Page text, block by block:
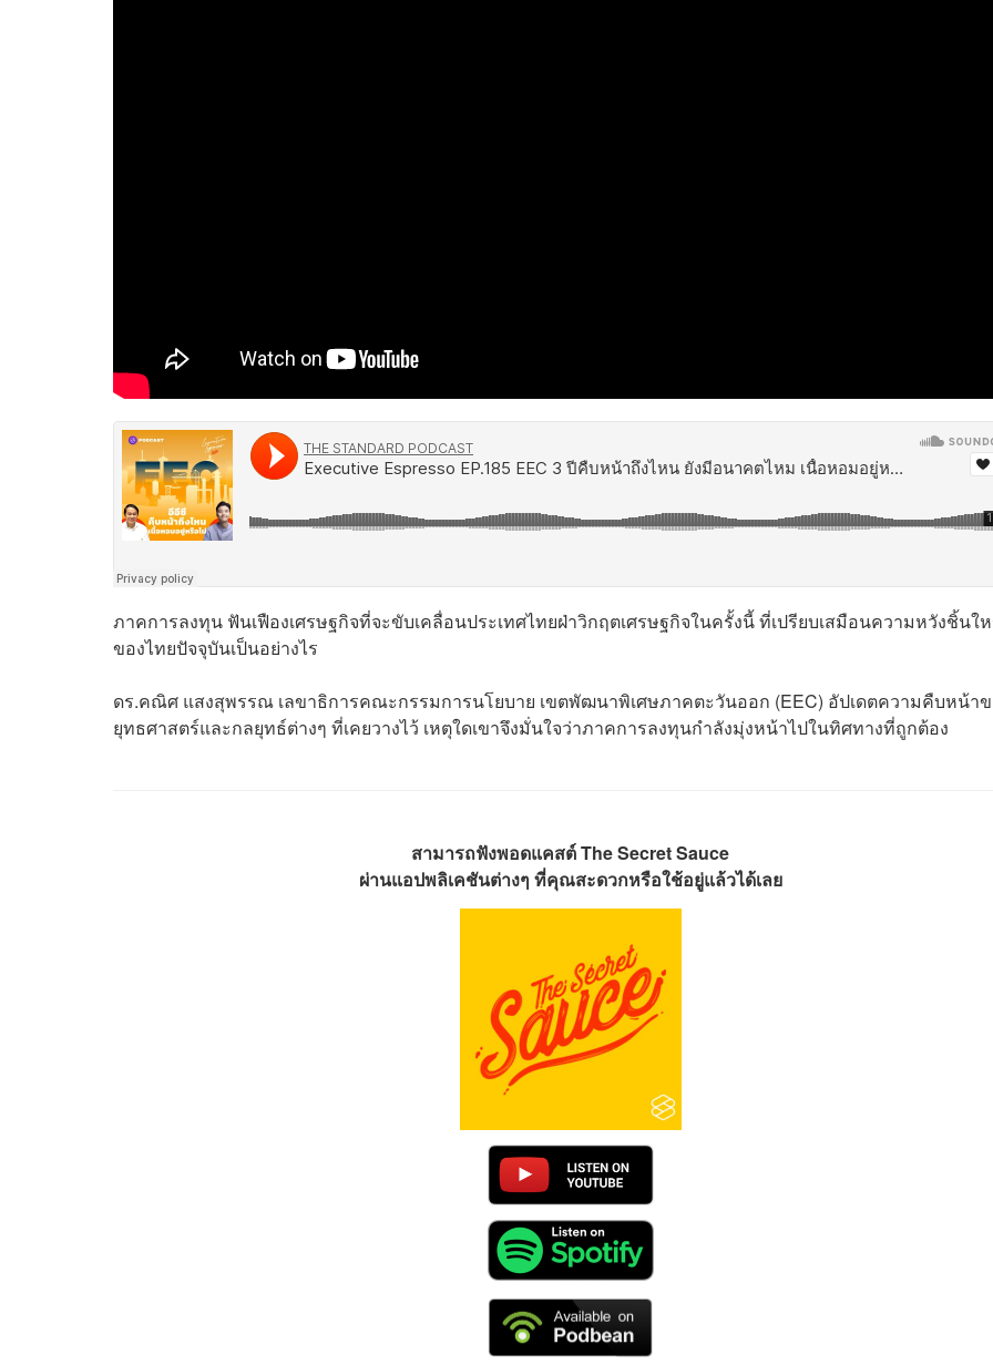
ภาคการลงทุน ฟันเฟืองเศรษฐกิจที่จะขับเคลื่อนประเทศไทยฝ่าวิกฤตเศรษฐกิจในครั้งนี้ ที่เปรียบเสมือนความหวังชิ้นใ
ของไทยปัจจุบันเป็นอย่างไร
ดร.คณิศ แสงสุพรรณ เลขาธิการคณะกรรมการนโยบาย เขตพัฒนาพิเศษภาคตะวันออก (EEC) อัปเดตความคืบหน้า
ยุทธศาสตร์และกลยุทธ์ต่างๆ ที่เคยวางไว้ เหตุใดเขาจึงมั่นใจว่าภาคการลงทุนกำลังมุ่งหน้าไปในทิศทางที่ถูกต้อง
สามารถฟังพอดแคสต์ The Secret Sauce
ผ่านแอปพลิเคชันต่างๆ ที่คุณสะดวกหรือใช้อยู่แล้วได้เลย